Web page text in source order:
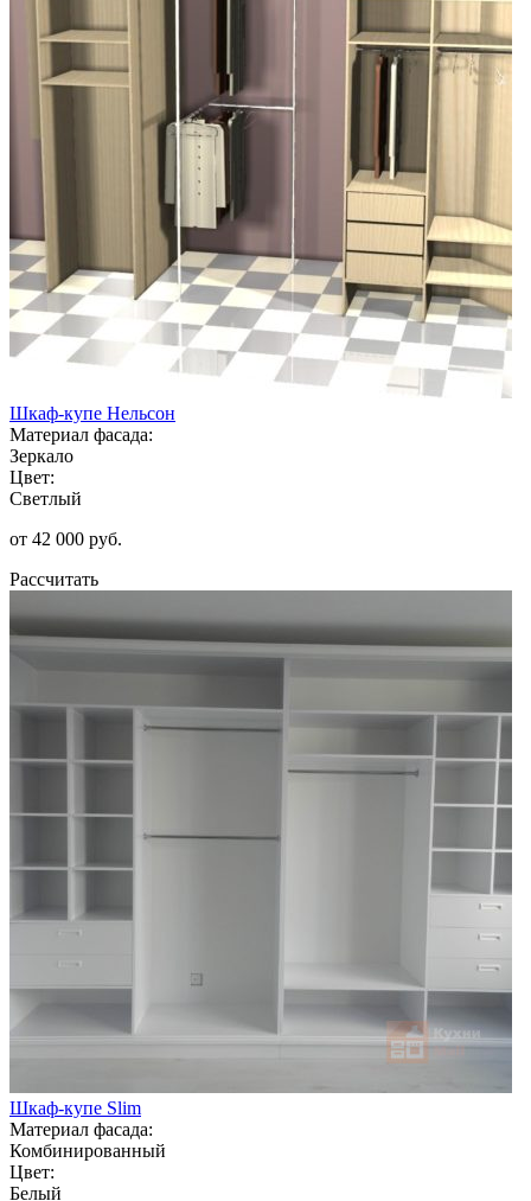
Шкаф-купе Нельсон
Материал фасада:
Зеркало
Цвет:
Светлый
от 42 000 руб.
Рассчитать
Шкаф-купе Slim
Материал фасада:
Комбинированный
Цвет:
Белый